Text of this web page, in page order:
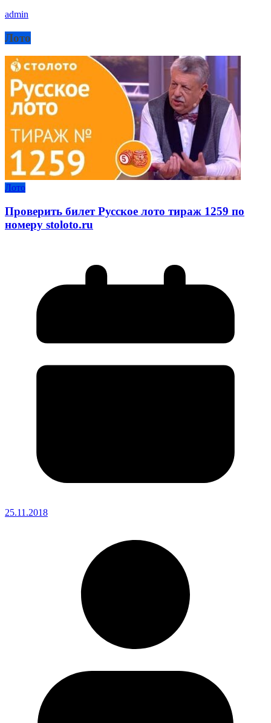
admin
Лото
Лото
Проверить билет Русское лото тираж 1259 по
номеру stoloto.ru
25.11.2018